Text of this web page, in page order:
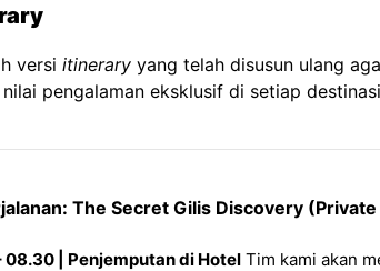
versi itinerary yang telah disusun ulang
pengalaman eksklusif di setiap
The Secret Gilis Discovery
08.30 | Penjemputan di Hotel Tim kami akan